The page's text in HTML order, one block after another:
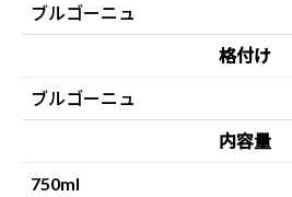
ブルゴーニュ
格付け
ブルゴーニュ
内容量
750ml